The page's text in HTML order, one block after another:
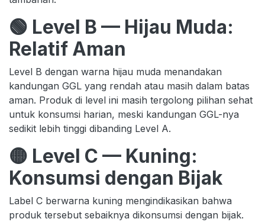
🟢 Level B — Hijau Muda:
Relatif Aman
Level B dengan warna hijau muda menandakan
kandungan GGL yang rendah atau masih dalam batas
aman. Produk di level ini masih tergolong pilihan sehat
untuk konsumsi harian, meski kandungan GGL-nya
sedikit lebih tinggi dibanding Level A.
🟡 Level C — Kuning:
Konsumsi dengan Bijak
Label C berwarna kuning mengindikasikan bahwa
produk tersebut sebaiknya dikonsumsi dengan bijak.